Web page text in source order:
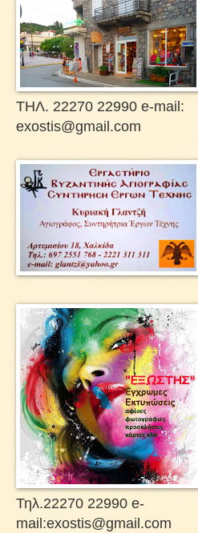
ΤΗΛ. 22270 22990 e-mail:
exostis@gmail.com
Τηλ.22270 22990 e-
mail:exostis@gmail.com